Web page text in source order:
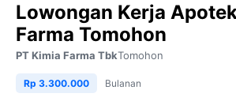
Lowongan Kerja
Farma Tomohon
PT Kimia Farma TbkTomohon
Rp 3.300.000 Bulanan